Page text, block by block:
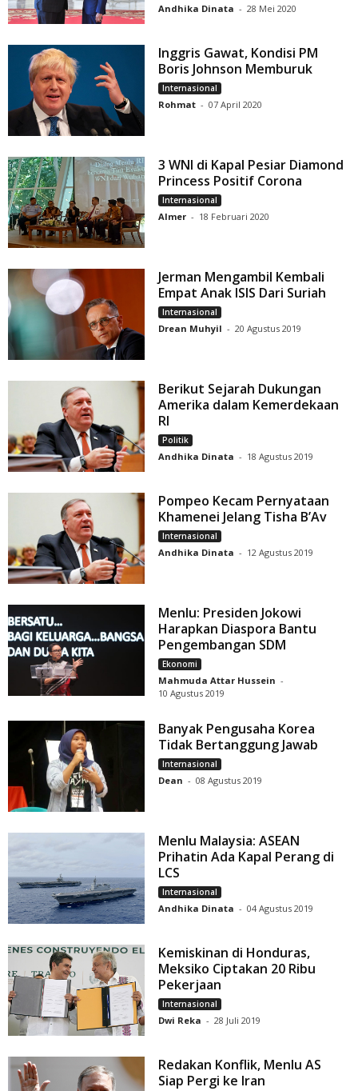
Andhika Dinata - 28 Mei 2020
Inggris Gawat, Kondisi PM
Boris Johnson Memburuk
Internasional
Rohmat - 07 April 2020
3 WNI di Kapal Pesiar Diamond
Princess Positif Corona
Internasional
Almer - 18 Februari 2020
Jerman Mengambil Kembali
Empat Anak ISIS Dari Suriah
Internasional
Drean Muhyil - 20 Agustus 2019
Berikut Sejarah Dukungan
Amerika dalam Kemerdekaan
RI
Politik
Andhika Dinata - 18 Agustus 2019
Pompeo Kecam Pernyataan
Khamenei Jelang Tisha B’Av
Internasional
Andhika Dinata - 12 Agustus 2019
Menlu: Presiden Jokowi
Harapkan Diaspora Bantu
Pengembangan SDM
Ekonomi
Mahmuda Attar Hussein -
10 Agustus 2019
Banyak Pengusaha Korea
Tidak Bertanggung Jawab
Internasional
Dean - 08 Agustus 2019
Menlu Malaysia: ASEAN
Prihatin Ada Kapal Perang di
LCS
Internasional
Andhika Dinata - 04 Agustus 2019
Kemiskinan di Honduras,
Meksiko Ciptakan 20 Ribu
Pekerjaan
Internasional
Dwi Reka - 28 Juli 2019
Redakan Konflik, Menlu AS
Siap Pergi ke Iran